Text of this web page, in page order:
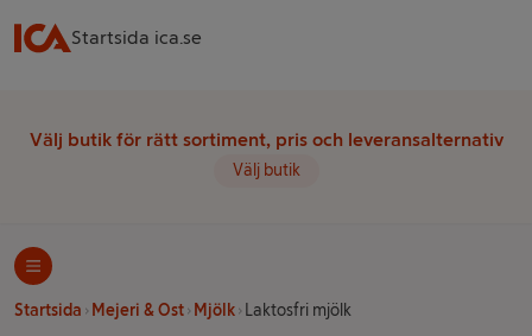
Startsida ica.se
Välj butik för rätt sortiment, pris och leveransalternativ
Välj butik
Startsida Mejeri & Ost Mjölk Laktosfri mjölk